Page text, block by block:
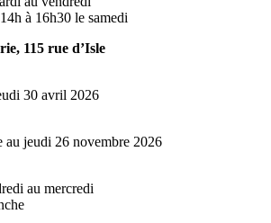
à 16h30 le samedi
115 rue d’Isle
30 avril 2026
jeudi 26 novembre 2026
au mercredi